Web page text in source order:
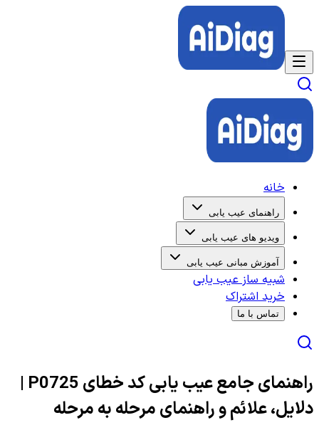
خانه
راهنمای عیب یابی
ویدیو های عیب یابی
آموزش مبانی عیب یابی
شبیه ساز عیب یابی
خرید اشتراک
تماس با ما
راهنمای جامع عیب یابی کد خطای P0725 |
دلایل، علائم و راهنمای مرحله به مرحله